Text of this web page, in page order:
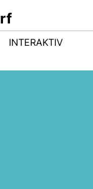
INTERAKTIV